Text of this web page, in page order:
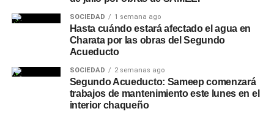
SOCIEDAD 1 semana ago
Hasta cuándo estará afectado el agua en
Charata por las obras del Segundo
Acueducto
SOCIEDAD 2 semanas ago
Segundo Acueducto: Sameep comenzará
trabajos de mantenimiento este lunes en el
interior chaqueño